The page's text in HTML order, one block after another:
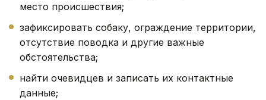
место происшествия;
зафиксировать собаку, ограждение территории,
отсутствие поводка и другие важные
обстоятельства;
найти очевидцев и записать их контактные
данные;